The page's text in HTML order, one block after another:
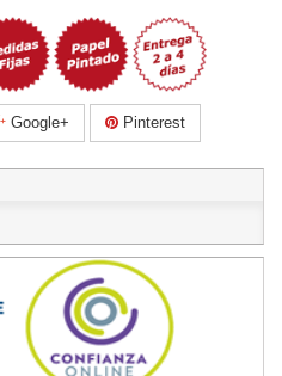
Google+ Pinterest